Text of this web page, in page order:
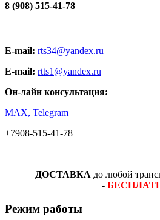
8 (908) 515-41-78
E-mail: rts34@yandex.ru
E-mail: rtts1@yandex.ru
Он-лайн консультация:
MAX, Telegram
+7908-515-41-78
ДОСТАВКА до любой
-
Режим работы